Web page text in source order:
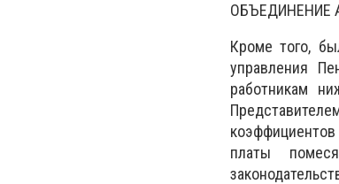
ОБЪЕДИНЕНИЕ
Кроме того,
управления
работникам
платы